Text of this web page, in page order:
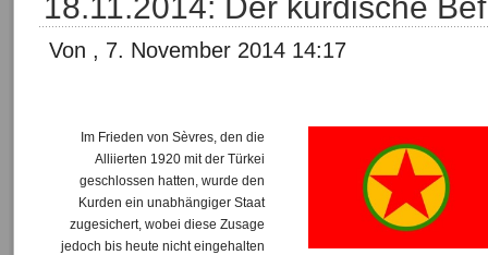
Von , 7. November 2014 14:17
Im Frieden von Sèvres, den die
Alliierten 1920 mit der Türkei
geschlossen hatten, wurde den
Kurden ein unabhängiger Staat
zugesichert, wobei diese Zusage
jedoch bis heute nicht eingehalten